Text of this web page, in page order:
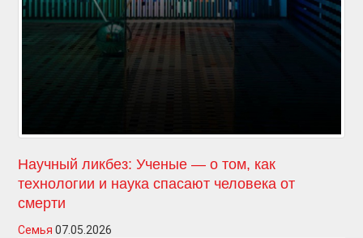
Научный ликбез: Ученые — о том, как
технологии и наука спасают человека от
смерти
Семья 07.05.2026